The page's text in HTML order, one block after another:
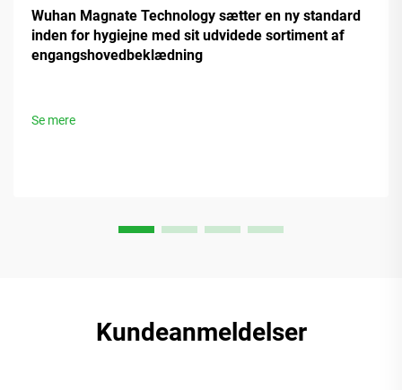
Wuhan Magnate Technology sætter en ny standard
inden for hygiejne med sit udvidede sortiment af
engangshovedbeklædning
Se mere
Kundeanmeldelser